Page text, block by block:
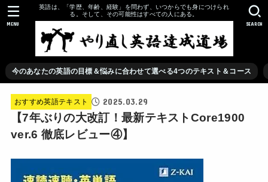
英語は、「学歴、年齢、経験」を問わず、いつからでも身につけられ
る。そして、その可能性はすべての人にある。
今のあなたの英語の目標＆悩みに合わせて選べる4つのテキスト＆コース
SEARCH
MENU
おすすめ英語テキスト 2025.03.29
【7年ぶりの大改訂！最新テキストCore1900
ver.6 徹底レビュー④】